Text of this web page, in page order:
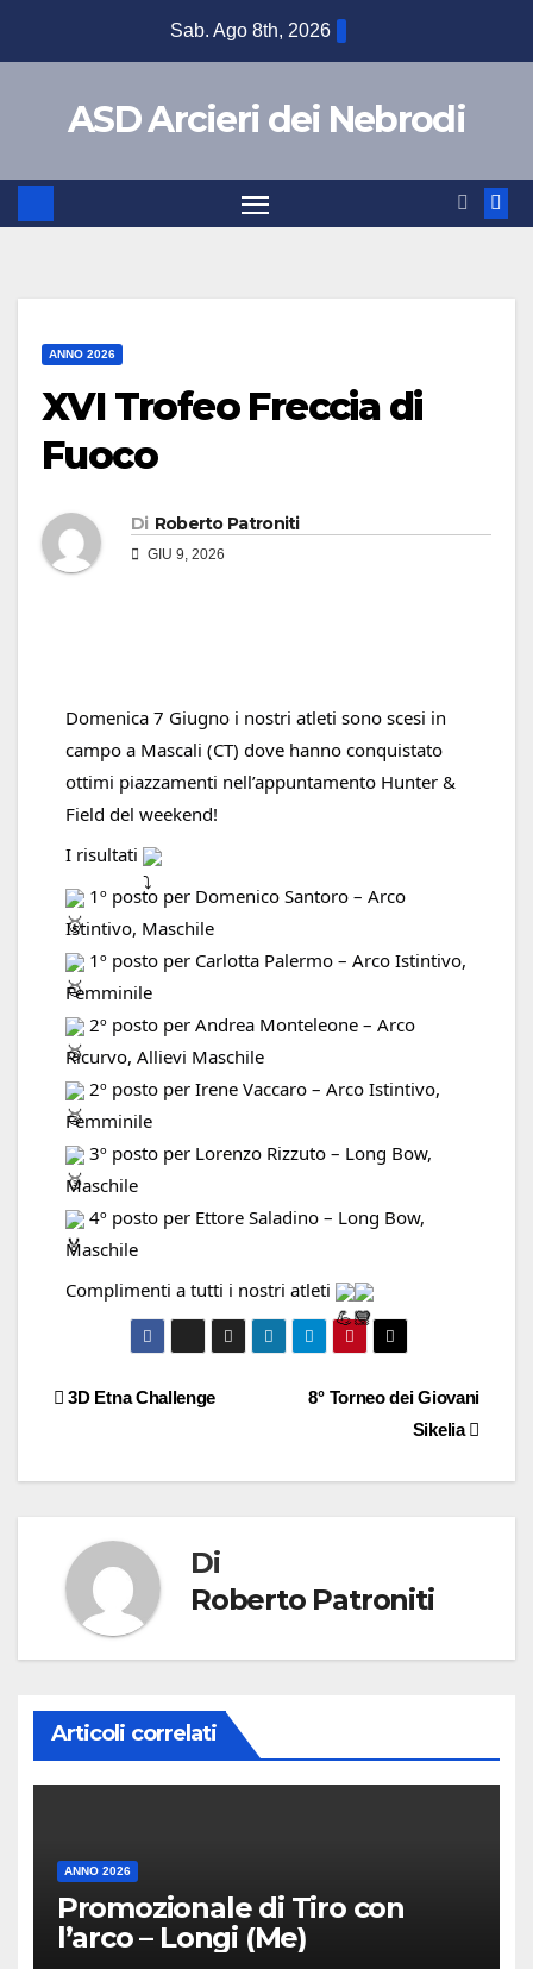
Sab. Ago 8th, 2026
ASD Arcieri dei Nebrodi
ANNO 2026
XVI Trofeo Freccia di
Fuoco
Di Roberto Patroniti
GIU 9, 2026
Domenica 7 Giugno i nostri atleti sono scesi in
campo a Mascali (CT) dove hanno conquistato
ottimi piazzamenti nell’appuntamento Hunter &
Field del weekend!
I risultati
1º posto per Domenico Santoro – Arco
Istintivo, Maschile
1º posto per Carlotta Palermo – Arco Istintivo,
Femminile
2º posto per Andrea Monteleone – Arco
Ricurvo, Allievi Maschile
2º posto per Irene Vaccaro – Arco Istintivo,
Femminile
3º posto per Lorenzo Rizzuto – Long Bow,
Maschile
4º posto per Ettore Saladino – Long Bow,
Maschile
Complimenti a tutti i nostri atleti
8° Torneo dei Giovani
Sikelia
3D Etna Challenge
Di
Roberto Patroniti
Articoli correlati
ANNO 2026
Promozionale di Tiro con
l’arco – Longi (Me)